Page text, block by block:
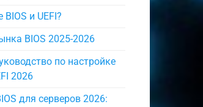
BIOS и UEFI?
BIOS 2025-2026
по настройке
2026
для серверов 2026: